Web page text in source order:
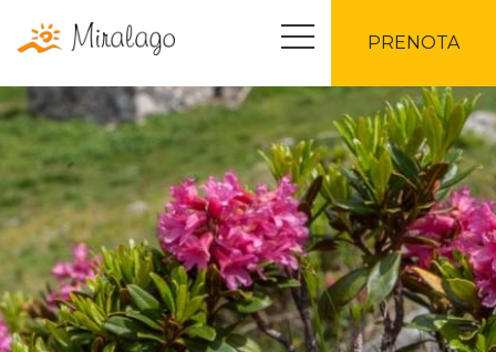
PRENOTA